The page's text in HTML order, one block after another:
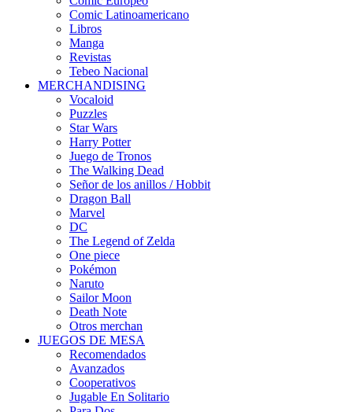
Comic Latinoamericano
Libros
Manga
Revistas
Tebeo Nacional
MERCHANDISING
Vocaloid
Puzzles
Star Wars
Harry Potter
Juego de Tronos
The Walking Dead
Señor de los anillos / Hobbit
Dragon Ball
Marvel
DC
The Legend of Zelda
One piece
Pokémon
Naruto
Sailor Moon
Death Note
Otros merchan
JUEGOS DE MESA
Recomendados
Avanzados
Cooperativos
Jugable En Solitario